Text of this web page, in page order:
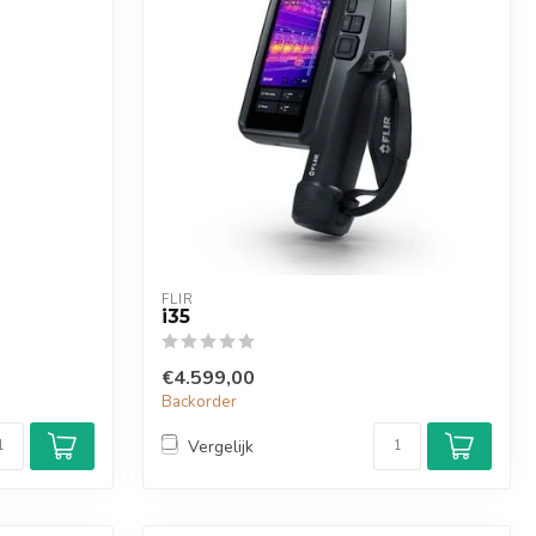
FLIR
i35
€4.599,00
Backorder
Vergelijk